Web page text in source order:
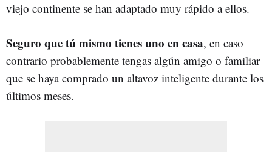
viejo continente se han adaptado muy rápido a ellos.
Seguro que tú mismo tienes uno en casa, en caso
contrario probablemente tengas algún amigo o familiar
que se haya comprado un altavoz inteligente durante los
últimos meses.